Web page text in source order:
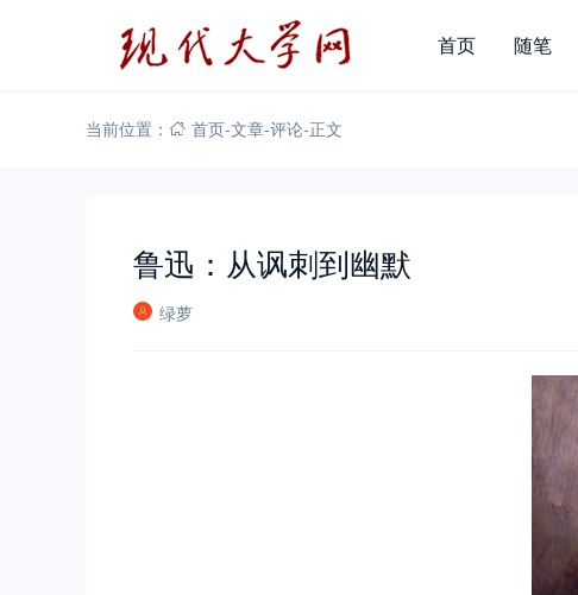
首页 随笔
当前位置： 首页-文章-评论-正文
鲁迅：从讽刺到幽默
绿萝